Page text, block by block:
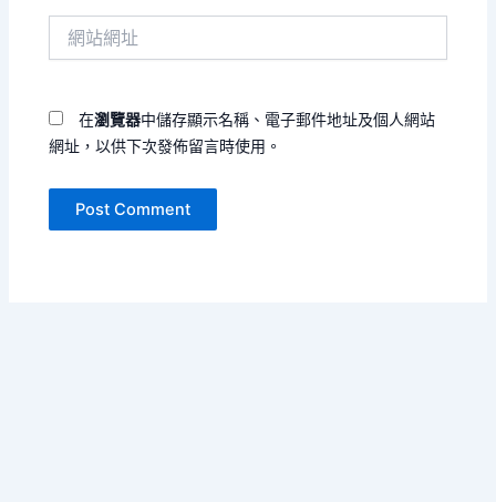
在瀏覽器中儲存顯示名稱、電子郵件地址及個人網站
網址，以供下次發佈留言時使用。